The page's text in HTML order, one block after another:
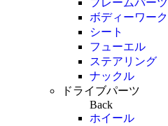
フレームパーツ
ボディーワーク
シート
フューエル
ステアリング
ナックル
ドライブパーツ
Back
ホイール